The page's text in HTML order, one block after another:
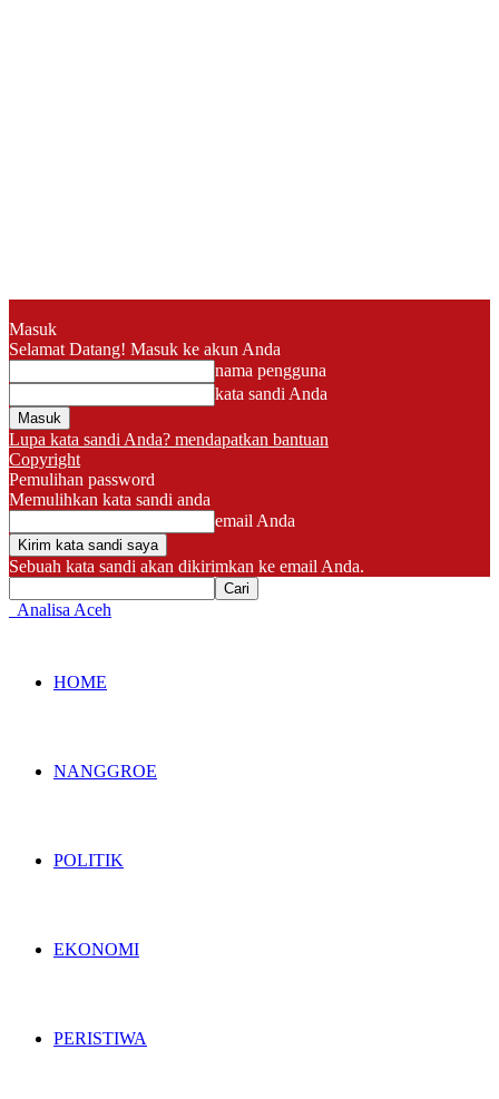
Masuk
Selamat Datang! Masuk ke akun Anda
nama pengguna
kata sandi Anda
Lupa kata sandi Anda? mendapatkan bantuan
Copyright
Pemulihan password
Memulihkan kata sandi anda
email Anda
Sebuah kata sandi akan dikirimkan ke email Anda.
Analisa Aceh
HOME
NANGGROE
POLITIK
EKONOMI
PERISTIWA